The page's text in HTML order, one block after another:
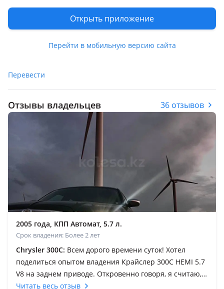
Открыть приложение
Перейти в мобильную версию сайта
Растаможен в Казахстане
Да
Перевести
Отзывы владельцев 36 отзывов
2005 года, КПП Автомат, 5.7 л.
Срок владения: Более 2 лет
Chrysler 300C: Всем дорого времени суток! Хотел
поделиться опытом владения Крайслер 300С HEMI 5.7
V8 на заднем приводе. Откровенно говоря, я считаю,
что авто недооценен на нашем рынке и это печально.
Читать весь отзыв